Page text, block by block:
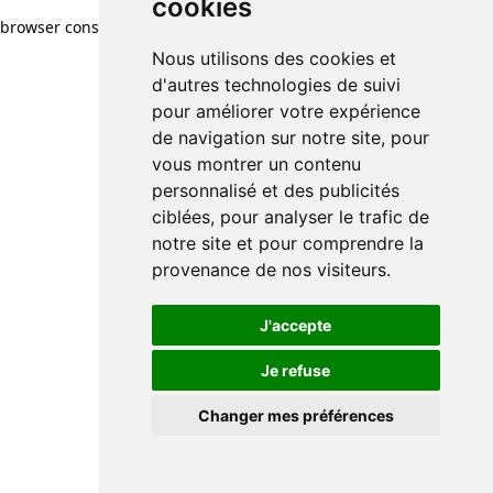
cookies
Nous utilisons des cookies et
d'autres technologies de suivi
pour améliorer votre expérience
de navigation sur notre site, pour
vous montrer un contenu
personnalisé et des publicités
ciblées, pour analyser le trafic de
notre site et pour comprendre la
provenance de nos visiteurs.
J'accepte
Je refuse
Changer mes préférences
browser console for more information)